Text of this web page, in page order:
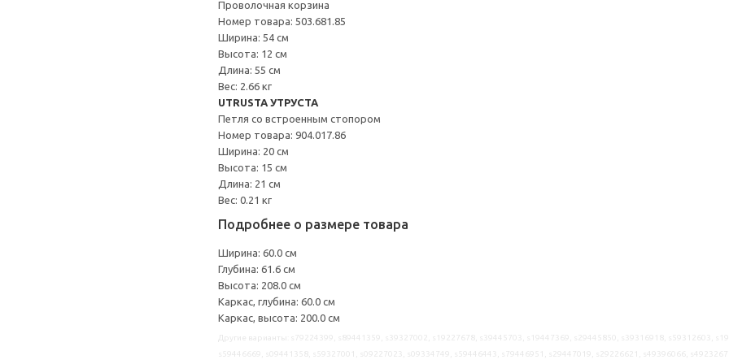
Проволочная корзина
Номер товара: 503.681.85
Ширина: 54 см
Высота: 12 см
Длина: 55 см
Вес: 2.66 кг
UTRUSTA УТРУСТА
Петля со встроенным стопором
Номер товара: 904.017.86
Ширина: 20 см
Высота: 15 см
Длина: 21 см
Вес: 0.21 кг
Подробнее о размере товара
Ширина: 60.0 см
Глубина: 61.6 см
Высота: 208.0 см
Каркас, глубина: 60.0 см
Каркас, высота: 200.0 см